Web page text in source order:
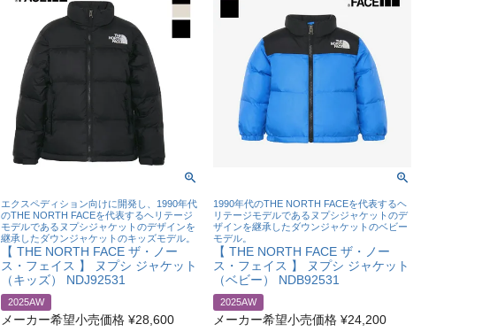
エクスペディション向けに開発し、1990年代
のTHE NORTH FACEを代表するヘリテージ
モデルであるヌプシジャケットのデザインを
継承したダウンジャケットのキッズモデル。
【 THE NORTH FACE ザ・ノー
ス・フェイス 】 ヌプシ ジャケット
（キッズ） NDJ92531
2025AW
メーカー希望小売価格 ¥28,600
1990年代のTHE NORTH FACEを代表するヘ
リテージモデルであるヌプシジャケットのデ
ザインを継承したダウンジャケットのベビー
モデル。
【 THE NORTH FACE ザ・ノー
ス・フェイス 】 ヌプシ ジャケット
（ベビー） NDB92531
2025AW
メーカー希望小売価格 ¥24,200